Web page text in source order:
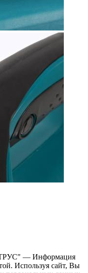
— Информация
Используя сайт, Вы